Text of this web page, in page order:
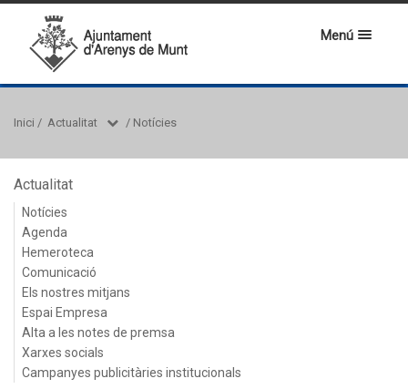
Menú
Inici / Actualitat / Notícies
Actualitat
Notícies
Agenda
Hemeroteca
Comunicació
Els nostres mitjans
Espai Empresa
Alta a les notes de premsa
Xarxes socials
Campanyes publicitàries institucionals